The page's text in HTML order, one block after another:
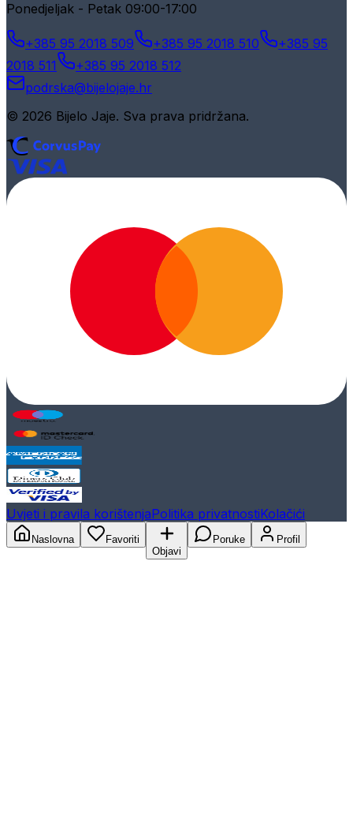
Ponedjeljak - Petak 09:00-17:00
+385 95 2018 509 +385 95 2018 510
+385 95
2018 511
+385 95 2018 512
podrska@bijelojaje.hr
© 2026 Bijelo Jaje. Sva prava pridržana.
Uvjeti i pravila korištenjaPolitika privatnostiKolačići
Naslovna
Favoriti
Objavi
Poruke Profil